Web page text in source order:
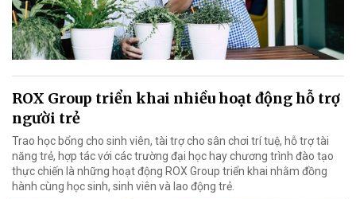
ROX Group triển khai nhiều hoạt động hỗ trợ
người trẻ
Trao học bổng cho sinh viên, tài trợ cho sân chơi trí tuệ, hỗ trợ tài
năng trẻ, hợp tác với các trường đại học hay chương trình đào tạo
thực chiến là những hoạt động ROX Group triển khai nhằm đồng
hành cùng học sinh, sinh viên và lao động trẻ.